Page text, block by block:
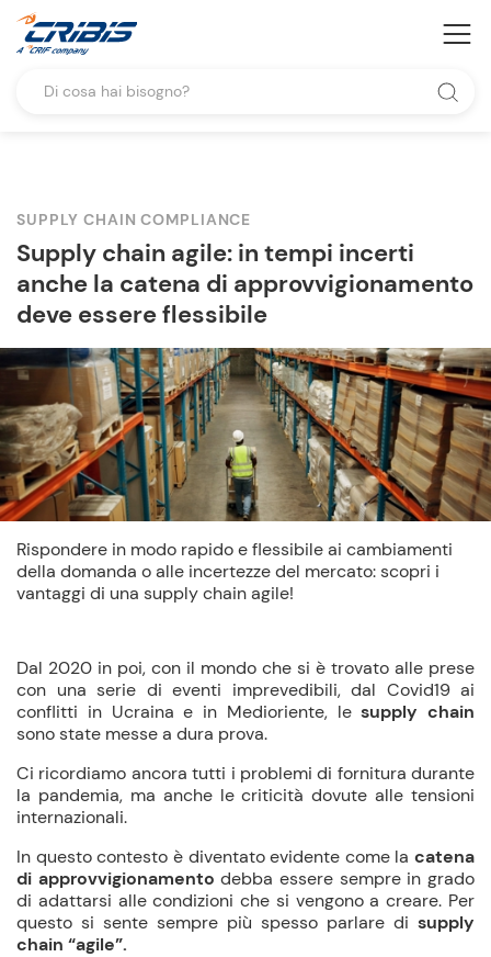
SUPPLY CHAIN COMPLIANCE
Supply chain agile: in tempi incerti
anche la catena di approvvigionamento
deve essere flessibile
Rispondere in modo rapido e flessibile ai cambiamenti
della domanda o alle incertezze del mercato: scopri i
vantaggi di una supply chain agile!
Dal 2020 in poi, con il mondo che si è trovato alle prese
con una serie di eventi imprevedibili, dal Covid19 ai
conflitti in Ucraina e in Medioriente, lesupply chain
sono state messe a dura prova.
Ci ricordiamo ancora tutti i problemi di fornitura durante
la pandemia, ma anche le criticità dovute alle tensioni
internazionali.
In questo contesto è diventato evidente come la catena
di approvvigionamentodebba essere sempre in grado
di adattarsi alle condizioni che si vengono a creare. Per
questo si sente sempre più spesso parlare di supply
chain “agile”.